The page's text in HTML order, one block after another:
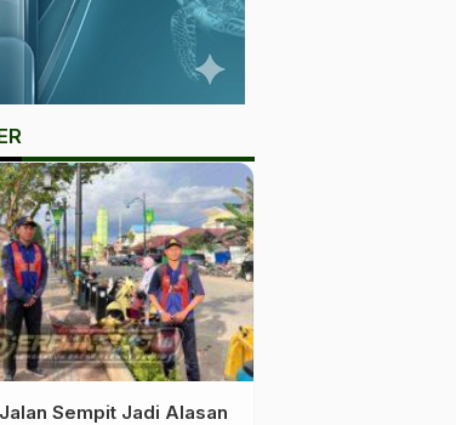
Jalan Sempit Jadi Alasan